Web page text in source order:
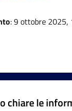
: 9 ottobre 2025,
chiare le